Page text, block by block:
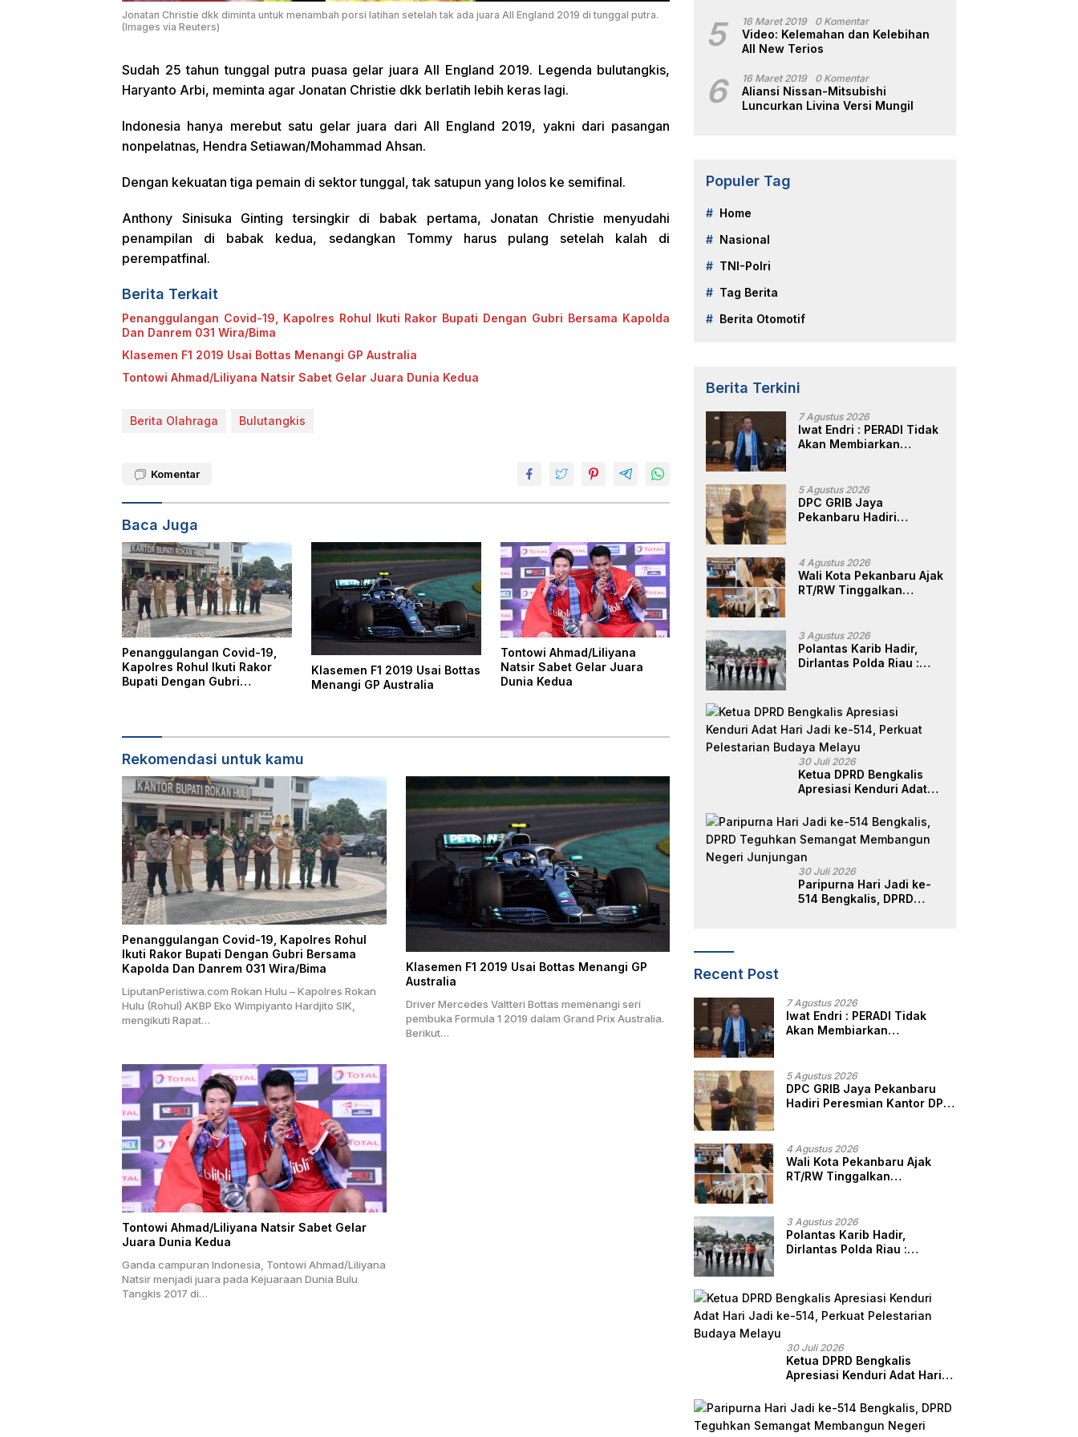
Jonatan Christie dkk diminta untuk menambah porsi latihan setelah tak ada juara All England 2019 di tunggal putra.
(Images via Reuters)
Sudah 25 tahun tunggal putra puasa gelar juara All England 2019. Legenda bulutangkis,
Haryanto Arbi, meminta agar Jonatan Christie dkk berlatih lebih keras lagi.
Indonesia hanya merebut satu gelar juara dari All England 2019, yakni dari pasangan
nonpelatnas, Hendra Setiawan/Mohammad Ahsan.
Dengan kekuatan tiga pemain di sektor tunggal, tak satupun yang lolos ke semifinal.
Anthony Sinisuka Ginting tersingkir di babak pertama, Jonatan Christie menyudahi
penampilan di babak kedua, sedangkan Tommy harus pulang setelah kalah di
perempatfinal.
Berita Terkait
Penanggulangan Covid-19, Kapolres Rohul Ikuti Rakor Bupati Dengan Gubri Bersama Kapolda
Dan Danrem 031 Wira/Bima
Klasemen F1 2019 Usai Bottas Menangi GP Australia
Tontowi Ahmad/Liliyana Natsir Sabet Gelar Juara Dunia Kedua
Berita Olahraga Bulutangkis
Komentar
Baca Juga
Penanggulangan Covid-19,
Kapolres Rohul Ikuti Rakor
Bupati Dengan Gubri
Klasemen F1 2019 Usai Bottas
Menangi GP Australia
Tontowi Ahmad/Liliyana
Natsir Sabet Gelar Juara
Dunia Kedua
Rekomendasi untuk kamu
Penanggulangan Covid-19, Kapolres Rohul
Ikuti Rakor Bupati Dengan Gubri Bersama
Kapolda Dan Danrem 031 Wira/Bima
LiputanPeristiwa.com Rokan Hulu – Kapolres Rokan
Hulu (Rohul) AKBP Eko Wimpiyanto Hardjito SIK,
mengikuti Rapat…
Klasemen F1 2019 Usai Bottas Menangi GP
Australia
Driver Mercedes Valtteri Bottas memenangi seri
pembuka Formula 1 2019 dalam Grand Prix Australia.
Berikut…
Tontowi Ahmad/Liliyana Natsir Sabet Gelar
Juara Dunia Kedua
Ganda campuran Indonesia, Tontowi Ahmad/Liliyana
Natsir menjadi juara pada Kejuaraan Dunia Bulu
Tangkis 2017 di…
5 16 Maret 2019 0 Komentar
Video: Kelemahan dan Kelebihan
All New Terios
6 16 Maret 2019 0 Komentar
Aliansi Nissan-Mitsubishi
Luncurkan Livina Versi Mungil
Populer Tag
Home
Nasional
TNI-Polri
Tag Berita
Berita Otomotif
Berita Terkini
7 Agustus 2026
Iwat Endri : PERADI Tidak
Akan Membiarkan
Advokat Adalah Marwah
Penegak Hukum
5 Agustus 2026
DPC GRIB Jaya
Pekanbaru Hadiri
Kata Ketua DPC GRIB
Jaya Pekanbaru
4 Agustus 2026
Wali Kota Pekanbaru Ajak
RT/RW Tinggalkan
3 Agustus 2026
Polantas Karib Hadir,
Dirlantas Polda Riau :
Pelayanan,
Perlindungan, dan
Edukasi Kepada
Masyarakat
30 Juli 2026
Ketua DPRD Bengkalis
Apresiasi Kenduri Adat
Pelestarian Budaya
Melayu
30 Juli 2026
Paripurna Hari Jadi ke-
514 Bengkalis, DPRD
Recent Post
7 Agustus 2026
Iwat Endri : PERADI Tidak
Akan Membiarkan
Advokat Adalah Marwah
Penegak Hukum
5 Agustus 2026
DPC GRIB Jaya Pekanbaru
Hadiri Peresmian Kantor DPD
Pekanbaru
4 Agustus 2026
Wali Kota Pekanbaru Ajak
RT/RW Tinggalkan
3 Agustus 2026
Polantas Karib Hadir,
Dirlantas Polda Riau :
Pelayanan, Perlindungan,
dan Edukasi Kepada
Masyarakat
30 Juli 2026
Ketua DPRD Bengkalis
Apresiasi Kenduri Adat Hari
Pelestarian Budaya Melayu